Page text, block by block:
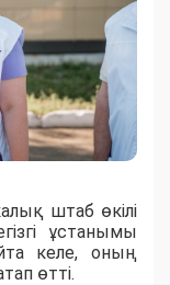
штаб өкілі
ұстанымы
келе, оның
өтті.